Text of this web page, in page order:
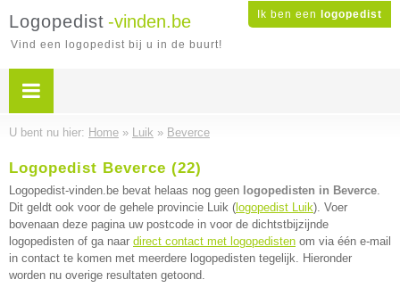
Ik ben een logopedist
Logopedist -vinden.be
Vind een logopedist bij u in de buurt!
U bent nu hier: Home » Luik » Beverce
Logopedist Beverce (22)
Logopedist-vinden.be bevat helaas nog geen logopedisten in Beverce.
Dit geldt ook voor de gehele provincie Luik ( logopedist Luik). Voer
bovenaan deze pagina uw postcode in voor de dichtstbijzijnde
logopedisten of ga naar direct contact met logopedisten om via één e-mail
in contact te komen met meerdere logopedisten tegelijk. Hieronder
worden nu overige resultaten getoond.